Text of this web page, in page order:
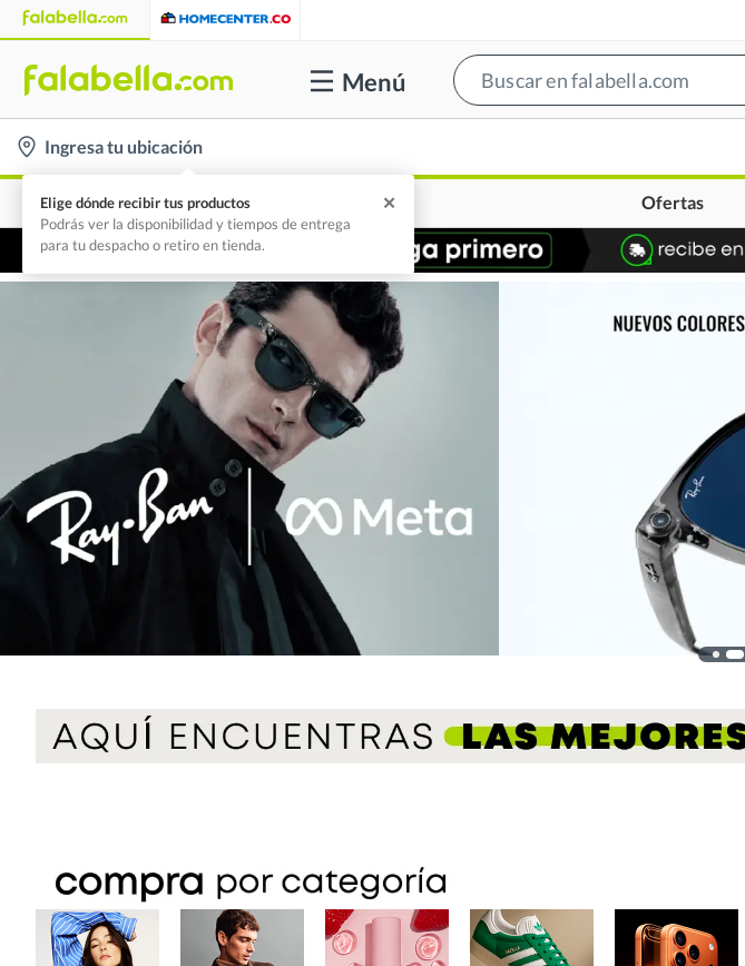
Menú
location-
icon
Ingresa tu ubicación
Elige dónde recibir tus productos
Podrás ver la disponibilidad y tiempos de entrega
para tu despacho o retiro en tienda.
✕ Ofertas